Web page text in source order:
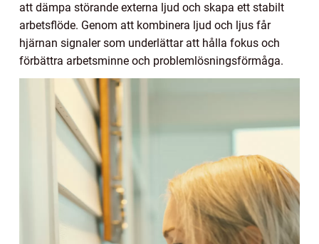
att dämpa störande externa ljud och skapa ett stabilt
arbetsflöde. Genom att kombinera ljud och ljus får
hjärnan signaler som underlättar att hålla fokus och
förbättra arbetsminne och problemlösningsförmåga.